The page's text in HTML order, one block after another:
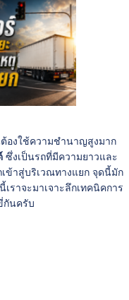
องใช้ความชำนาญสูงมาก
ซึ่งเป็นรถที่มีความยาวและ
ข้าสู่บริเวณทางแยก จุดนี้มัก
ราจะมาเจาะลึกเทคนิคการ
กันครับ